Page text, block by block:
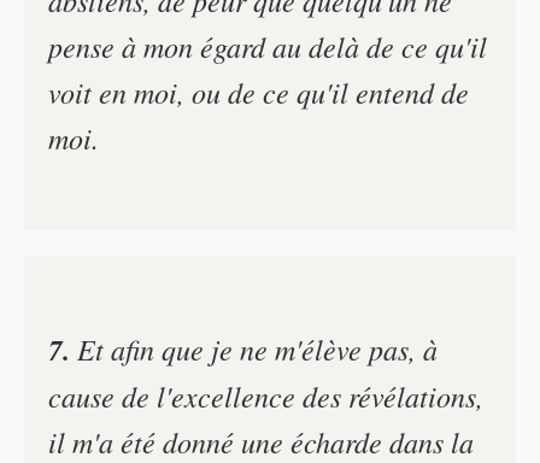
pense à mon égard au delà de ce qu'il
voit en moi, ou de ce qu'il entend de
moi.
7. Et afin que je ne m'élève pas, à
cause de l'excellence des révélations,
il m'a été donné une écharde dans la